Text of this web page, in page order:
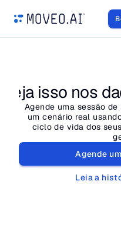
Veja isso nos
Agende uma sessão
um cenário real
ciclo de vida dos
Agende
Leia a